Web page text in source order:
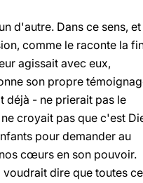
d'autre. Dans ce sens, et
comme le raconte la
agissait avec eux,
son propre
déjà - ne prierait pas le
croyait pas que c'est
pour demander au
cœurs en son pouvoir.
dire que toutes